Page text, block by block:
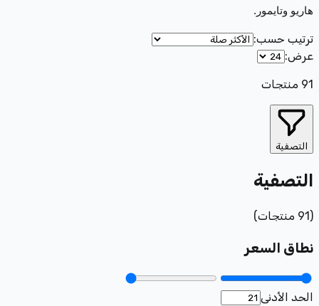
هاريو وتايمور.
ترتيب حسب:
عرض:
91 منتجات
التصفية
التصفية
(
91 منتجات)
نطاق السعر
الحد الأدنى